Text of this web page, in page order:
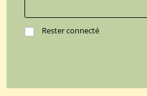
Rester connecté